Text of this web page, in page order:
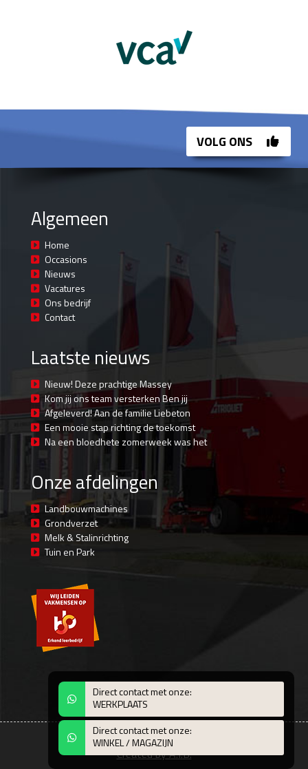
Direct contact met onze:
WERKPLAATS
Direct contact met onze:
WINKEL / MAGAZIJN
VOLG ONS
Algemeen
Home
Occasions
Nieuws
Vacatures
Ons bedrijf
Contact
Laatste nieuws
Nieuw! Deze prachtige Massey
Kom jij ons team versterken Ben jij
Afgeleverd! Aan de familie Liebeton
Een mooie stap richting de toekomst
Na een bloedhete zomerweek was het
Onze afdelingen
Landbouwmachines
Grondverzet
Melk & Stalinrichting
Tuin en Park
© 2026 LMB De Bruin BV - Bodegraven
Created by A.I.B.